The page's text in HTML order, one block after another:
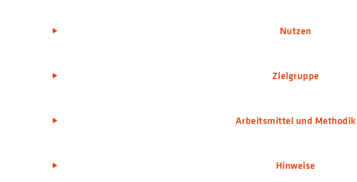
Nutzen
Zielgruppe
Arbeitsmittel und Methodik
Hinweise